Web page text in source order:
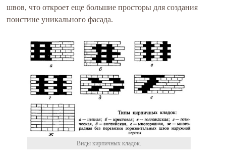
швов, что откроет еще большие просторы для создания
поистине уникального фасада.
Виды кирпичных кладок.